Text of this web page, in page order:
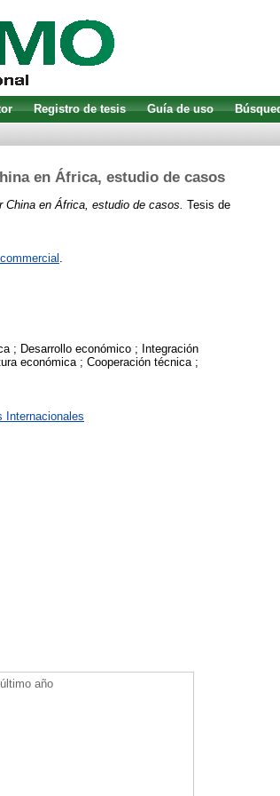
Registro de tesis Guía de uso
en África, estudio de casos
en África, estudio de casos. Tesis de
.
; Desarrollo económico ; Integración
económica ; Cooperación técnica ;
Internacionales
año